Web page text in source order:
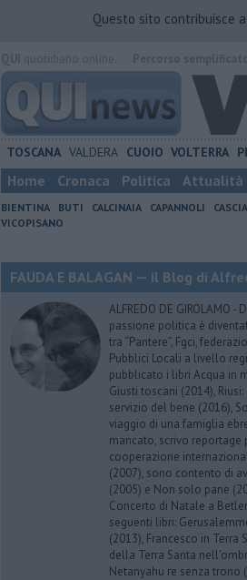
Questo sito contribuisce
TOSCANA VALDERA CUOIO VOLTERRA
Home Cronaca Politica Attualità
BIENTINA BUTI CALCINAIA CAPANNOLI
VICOPISANO
FAUDA E BALAGAN — il Blog di
ALFREDO DE GIROLAMO
passione politica è
tra “Pantere”, Fgci,
Pubblici Locali a livello
pubblicato i libri Acqua in
Giusti toscani (2014),
servizio del bene (2016),
viaggio di una famiglia
mancato, scrivo
cooperazione
(2007), sono contento di
(2005) e Non solo pane
Concerto di Natale a
seguenti libri:
(2013), Francesco in Terra
della Terra Santa
Netanyahu re senza trono